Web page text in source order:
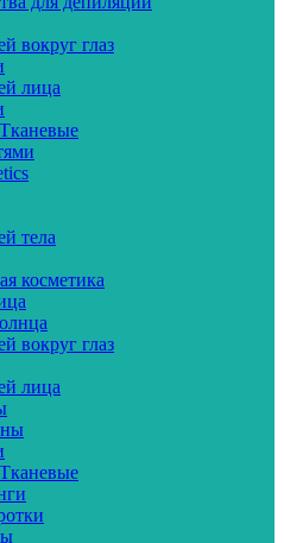
вокруг глаз
лица
Тканевые
тела
косметика
вокруг глаз
лица
Тканевые